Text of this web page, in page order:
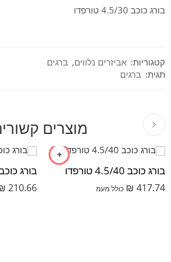
בורג כוכב 4.5/30 טורפדו
קטגוריות: אביזרים נלווים, ברגים
תגית: ברגים
מוצרים
בורג כוכב 4.5/40 טורפדו
417.74
₪ כולל מעמ
בורג כוכב 4.5/45
210.66